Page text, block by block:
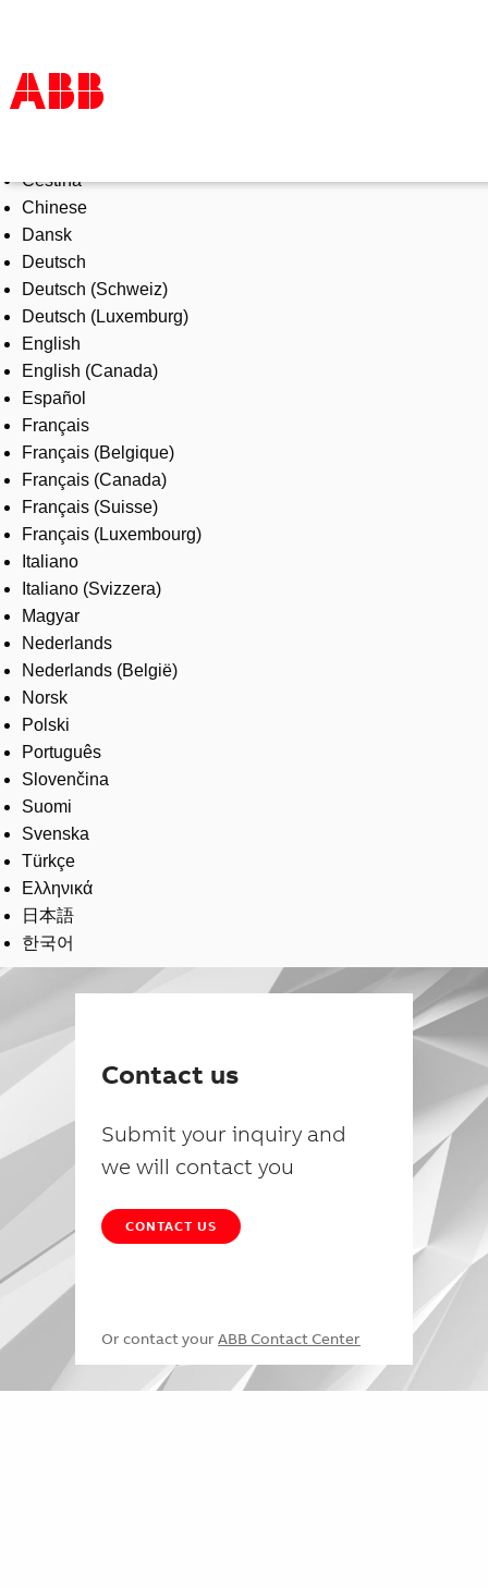
Products & Solutions
Industries
Services
About us
Where to buy
Contact us
Careers
Čeština
Chinese
Dansk
Deutsch
Deutsch (Schweiz)
Deutsch (Luxemburg)
English
English (Canada)
Español
Français
Français (Belgique)
Français (Canada)
Français (Suisse)
Français (Luxembourg)
Italiano
Italiano (Svizzera)
Magyar
Nederlands
Nederlands (België)
Norsk
Polski
Português
Slovenčina
Suomi
Svenska
Türkçe
Ελληνικά
日本語
한국어
Contact us
Submit your inquiry and
we will contact you
CONTACT US
Or contact your ABB Contact Center